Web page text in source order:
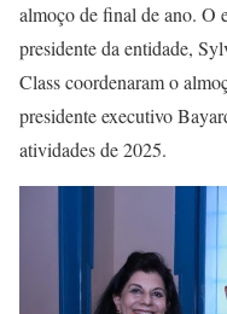
almoço de final de ano. O
presidente da entidade,
Class coordenaram o
presidente executivo
atividades de 2025.